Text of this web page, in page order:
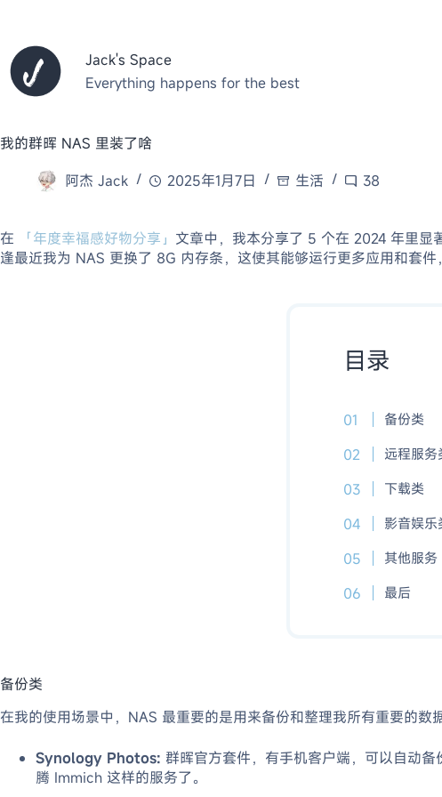
容
Jack's Space
Everything happens for the best
我的群晖 NAS 里装了啥
阿杰 Jack
2025年1月7日 生活 38
在 「年度幸福感好物分享」 文章中，我本分享了 5 个在 2024 年里显
逢最近我为 NAS 更换了 8G 内存条，这使其能够运行更多应用和套
目录
备份类
远程服务
下载类
影音娱乐
其他服务
最后
备份类
在我的使用场景中，NAS 最重要的是用来备份和整理我所有重要的数
Synology Photos: 群晖官方套件，有手机客户端，可以自动
腾 Immich 这样的服务了。